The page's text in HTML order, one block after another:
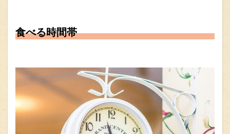
食べる時間帯